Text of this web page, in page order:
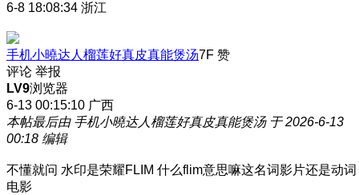
6-8 18:08:34 浙江
手机小曉达人榴莲好真皮真能煲汤7F 赞
评论 举报
LV9浏览器
6-13 00:15:10 广西
本帖最后由 手机小曉达人榴莲好真皮真能煲汤 于 2026-6-13
00:18 编辑
不懂就问 水印是荣耀FLIM 什么flim意思嘛这名词影片还是动词
电影